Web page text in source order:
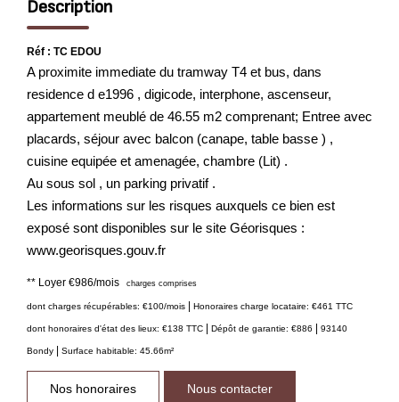
Description
Réf : TC EDOU
A proximite immediate du tramway T4 et bus, dans
residence d e1996 , digicode, interphone, ascenseur,
appartement meublé de 46.55 m2 comprenant; Entree avec
placards, séjour avec balcon (canape, table basse ) ,
cuisine equipée et amenagée, chambre (Lit) .
Au sous sol , un parking privatif .
Les informations sur les risques auxquels ce bien est
exposé sont disponibles sur le site Géorisques :
www.georisques.gouv.fr
** Loyer €986/mois charges comprises
dont charges récupérables: €100/mois | Honoraires charge locataire: €461 TTC
dont honoraires d'état des lieux: €138 TTC | Dépôt de garantie: €886 | 93140
Bondy | Surface habitable: 45.66m²
Nos honoraires Nous contacter